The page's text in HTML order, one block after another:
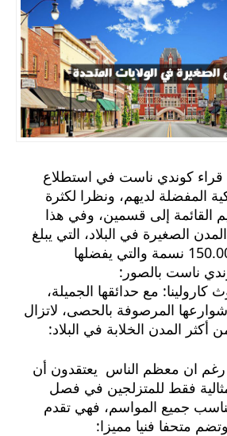
من قراء كوندي ناست في استطلاع
المفضلة لديهم، ونظرا لكثرة
القائمة إلى قسمين، وفي هذا
الصغيرة في البلاد، التي يبلغ
عدد سكانها تحت 150.000 نسمة والتي يفضلها
ناست بالصور:
مع حدائقها الجميلة،
المرصوفة بالحصى، لاتزال
المدن الخلابة في البلاد:
رغم ان معظم الناس يعتقدون أن
فقط للمتزلجين في فصل
تناسب جميع المواسم، فهي تقدم
متحفا فنيا مميزا: